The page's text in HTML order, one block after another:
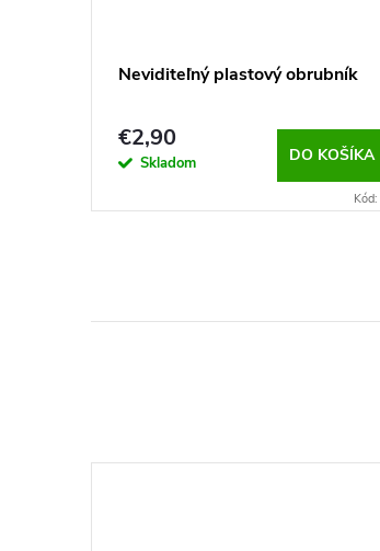
Neviditeľný plastový obrubník
€2,90
Skladom DO KOŠÍKA
Kód: